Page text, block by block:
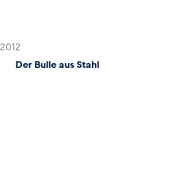
2012
Der Bulle aus Stahl